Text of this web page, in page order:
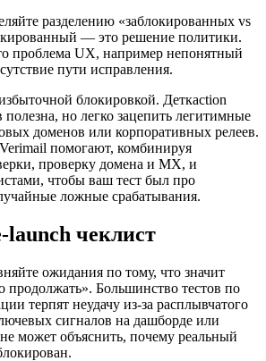
разделению «заблокированных vs
— это решение политики.
проблема UX, например непонятный
пути исправления.
блокировкой. Деткаction
полезна, но легко зацепить легитимные
доменов или корпоративных релеев.
помогают, комбинируя
проверку домена и MX, и
чтобы ваш тест был про
ложные срабатывания.
чеклист
ожидания по тому, что значит
продолжать». Большинство тестов по
терпят неудачу из‑за расплывчатого
сигналов на дашборде или
может объяснить, почему реальный